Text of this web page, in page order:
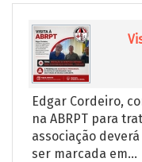
Edgar Cordeiro,
na ABRPT para
associação
ser marcada em...